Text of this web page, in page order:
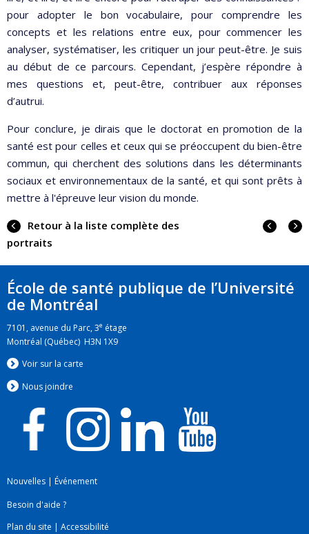
pour adopter le bon vocabulaire, pour comprendre les
concepts et les relations entre eux, pour commencer les
analyser, systématiser, les critiquer un jour peut-être. Je suis
au début de ce parcours. Cependant, j’espère répondre à
mes questions et, peut-être, contribuer aux réponses
d’autrui.
Pour conclure, je dirais que le doctorat en promotion de la
santé est pour celles et ceux qui se préoccupent du bien-être
commun, qui cherchent des solutions dans les déterminants
sociaux et environnementaux de la santé, et qui sont prêts à
mettre à l'épreuve leur vision du monde.
Retour à la liste complète des
portraits
École de santé publique de l’Université
de Montréal
7101, avenue du Parc, 3e étage
Montréal (Québec) H3N 1X9
Voir sur la carte
Nous joindre
Nouvelles | Événement
Besoin d'aide ?
Plan du site | Accessibilité